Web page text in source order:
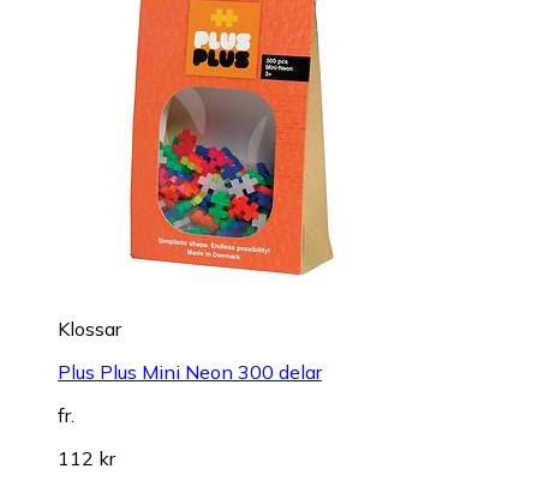
Klossar
Plus Plus Mini Neon 300 delar
fr.
112 kr